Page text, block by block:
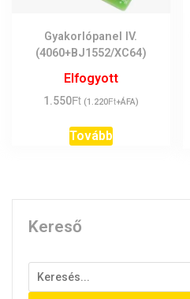
Gyakorlópanel IV.
(4060+BJ1552/XC64)
Elfogyott
1.550Ft (1.220Ft+ÁFA)
Tovább
Kereső